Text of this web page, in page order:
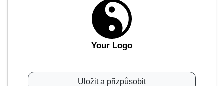
Your Logo
Uložit a přizpůsobit